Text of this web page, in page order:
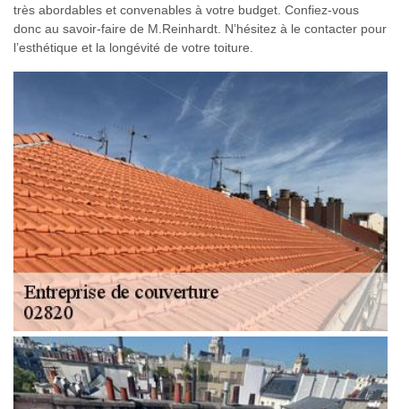
très abordables et convenables à votre budget. Confiez-vous
donc au savoir-faire de M.Reinhardt. N’hésitez à le contacter pour
l’esthétique et la longévité de votre toiture.